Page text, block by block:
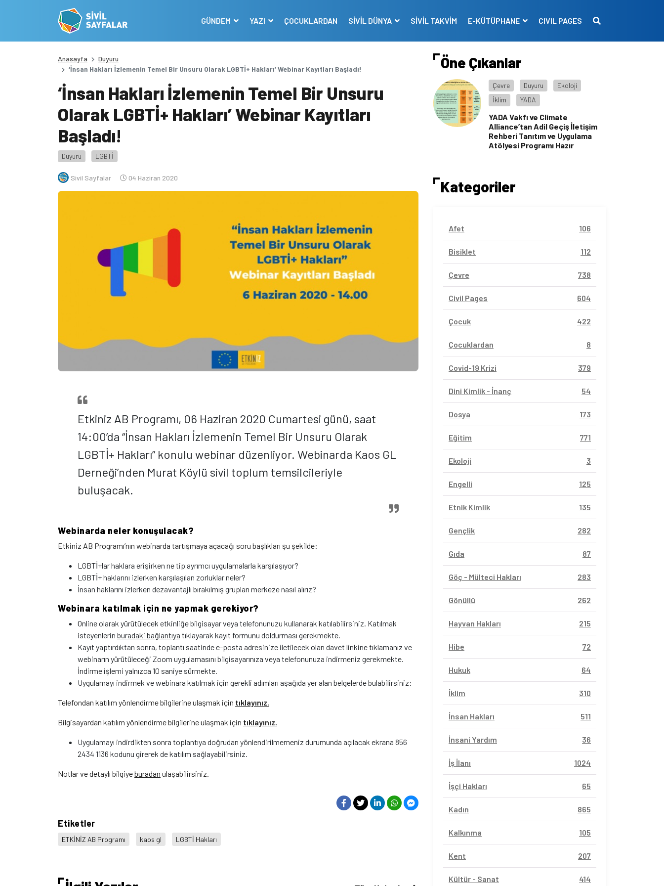
GÜNDEM YAZI ÇOCUKLARDAN SİVİL DÜNYA SİVİL TAKVİM E-KÜTÜPHANE CIVIL PAGES
Anasayfa
Duyuru
‘İnsan Hakları İzlemenin Temel Bir Unsuru Olarak LGBTİ+ Hakları’ Webinar Kayıtları Başladı!
‘İnsan Hakları İzlemenin Temel Bir Unsuru
Olarak LGBTİ+ Hakları’ Webinar Kayıtları
Başladı!
Duyuru LGBTİ
Sivil Sayfalar 04 Haziran 2020
Etkiniz AB Programı, 06 Haziran 2020 Cumartesi günü, saat
14:00’da “İnsan Hakları İzlemenin Temel Bir Unsuru Olarak
LGBTİ+ Hakları” konulu webinar düzenliyor. Webinarda Kaos GL
Derneği’nden Murat Köylü sivil toplum temsilcileriyle
buluşacak.
Webinarda neler konuşulacak?
Etkiniz AB Programı’nın webinarda tartışmaya açacağı soru başlıkları şu şekilde:
LGBTİ+lar haklara erişirken ne tip ayrımcı uygulamalarla karşılaşıyor?
LGBTİ+ haklarını izlerken karşılaşılan zorluklar neler?
İnsan haklarını izlerken dezavantajlı bırakılmış grupları merkeze nasıl alırız?
Webinara katılmak için ne yapmak gerekiyor?
Online olarak yürütülecek etkinliğe bilgisayar veya telefonunuzu kullanarak katılabilirsiniz. Katılmak
isteyenlerin buradaki bağlantıya tıklayarak kayıt formunu doldurması gerekmekte.
Kayıt yaptırdıktan sonra, toplantı saatinde e-posta adresinize iletilecek olan davet linkine tıklamanız ve
webinarın yürütüleceği Zoom uygulamasını bilgisayarınıza veya telefonunuza indirmeniz gerekmekte.
İndirme işlemi yalnızca 10 saniye sürmekte.
Uygulamayı indirmek ve webinara katılmak için gerekli adımları aşağıda yer alan belgelerde bulabilirsiniz:
Telefondan katılım yönlendirme bilgilerine ulaşmak için tıklayınız.
Bilgisayardan katılım yönlendirme bilgilerine ulaşmak için tıklayınız.
Uygulamayı indirdikten sonra toplantıya doğrudan yönlendirilmemeniz durumunda açılacak ekrana 856
2434 1136 kodunu girerek de katılım sağlayabilirsiniz.
Notlar ve detaylı bilgiyeburadan ulaşabilirsiniz.
Etiketler
ETKİNİZ AB Programı kaos gl LGBTİ Hakları
Öne Çıkanlar
Çevre Duyuru
Ekoloji
İklim
YADA
YADA Vakfı ve Climate
Alliance’tan Adil Geçiş İletişim
Rehberi Tanıtım ve Uygulama
Atölyesi Programı Hazır
Kategoriler
Afet 106
Bisiklet 112
Çevre 738
Civil Pages 604
Çocuk 422
Çocuklardan 8
Covid-19 Krizi 379
Dini Kimlik - İnanç 54
Dosya 173
Eğitim 771
Ekoloji 3
Engelli 125
Etnik Kimlik 135
Gençlik 282
Gıda 87
Göç - Mülteci Hakları 283
Gönüllü 262
Hayvan Hakları 215
Hibe 72
Hukuk 64
İklim 310
İnsan Hakları 511
İnsani Yardım 36
İş İlanı 1024
İşçi Hakları 65
Kadın 865
Kalkınma 105
Kent 207
Kültür - Sanat 414